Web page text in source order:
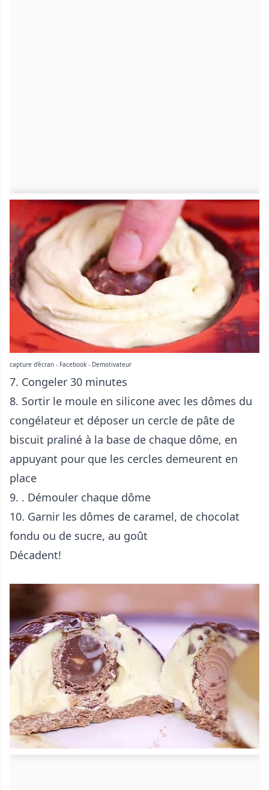
capture d'écran - Facebook - Demotivateur
7. Congeler 30 minutes
8. Sortir le moule en silicone avec les dômes du
congélateur et déposer un cercle de pâte de
biscuit praliné à la base de chaque dôme, en
appuyant pour que les cercles demeurent en
place
9. . Démouler chaque dôme
10. Garnir les dômes de caramel, de chocolat
fondu ou de sucre, au goût
Décadent!